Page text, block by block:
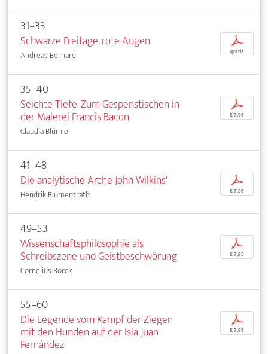
31–33
Schwarze Freitage, rote Augen
Andreas Bernard
p
gratis
35–40
Seichte Tiefe. Zum Gespenstischen in
der Malerei Francis Bacon
Claudia Blümle
p
€ 7,95
41–48
Die analytische Arche John Wilkins'
Hendrik Blumentrath
p
€ 7,95
49–53
Wissenschaftsphilosophie als
Schreibszene und Geistbeschwörung
Cornelius Borck
p
€ 7,95
55–60
Die Legende vom Kampf der Ziegen
mit den Hunden auf der Isla Juan
Fernández
p
€ 7,95